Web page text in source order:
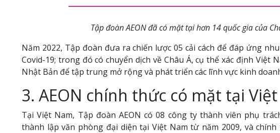
Tập đoàn AEON đã có mặt tại hơn 14 quốc gia của
Năm 2022, Tập đoàn đưa ra chiến lược 05 cải cách để đáp ứng
Covid-19; trong đó có chuyển dịch về Châu Á, cụ thể xác định
Nhật Bản để tập trung mở rộng và phát triển các lĩnh vực kinh
3. AEON chính thức có mặt tại
Tại Việt Nam, Tập đoàn AEON có 08 công ty thành viên phụ
thành lập văn phòng đại diện tại Việt Nam từ năm 2009, và